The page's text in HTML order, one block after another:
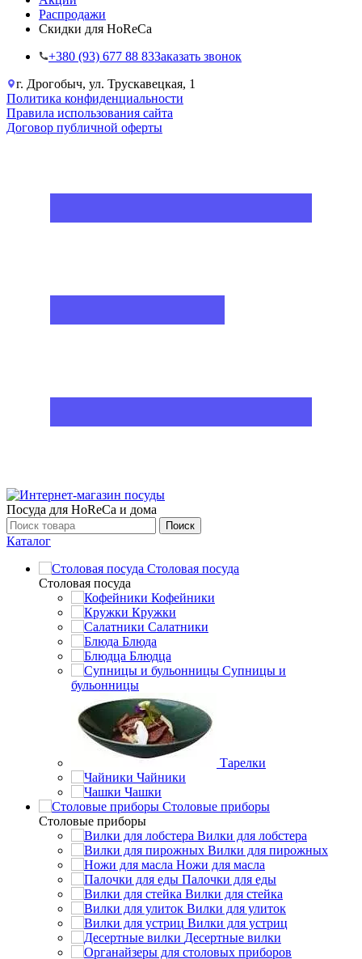
Распродажи
Скидки для HoReCa
+38‎0 (93) 677 88 83Заказать звонок
г. Дрогобыч, ул. Трускавецкая, 1
Политика конфиденциальности
Правила использования сайта
Договор публичной оферты
Посуда для HoReCa и дома
Поиск
Каталог
Столовая посуда
Столовая посуда
Кофейники
Кружки
Салатники
Блюда
Блюдца
Супницы и
бульонницы
Тарелки
Чайники
Чашки
Cтоловые приборы
Cтоловые приборы
Вилки для лобстера
Вилки для пирожных
Ножи для масла
Палочки для еды
Вилки для стейка
Вилки для улиток
Вилки для устриц
Десертные вилки